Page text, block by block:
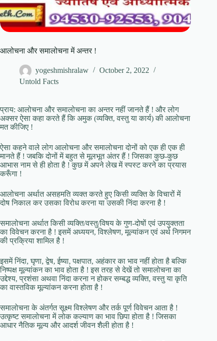
आलोचना और समालोचना में अन्तर !
yogeshmishralaw
October 2, 2022
Untold Facts
प्राय: आलोचना और समालोचना का अन्तर नहीं जानते हैं ! और लोग
अक्सर ऐसा कहा करते हैं कि अमुक (व्यक्ति, वस्तु या कार्य) की आलोचना
मत कीजिए !
ऐसा कहने वाले लोग आलोचना और समालोचना दोनों को एक ही एक ही
मानते हैं ! जबकि दोनों में बहुत से मूलभूत अंतर हैं ! जिसका कुछ-कुछ
आभास नाम से ही होता है ! कुछ में अपने लेख में स्पस्ट करने का प्रयास
करूँगा !
आलोचना अर्थात असहमति व्यक्त करते हुए किसी व्यक्ति के विचारों में
दोष निकाल कर उसका विरोध करना या उसकी निंदा करना है !
समालोचना अर्थात किसी व्यक्ति/वस्तु/विषय के गुण-दोषों एवं उपयुक्तता
का विवेचन करना है ! इसमें अध्ययन, विश्लेषण, मूल्यांकन एवं अर्थ निगमन
की प्रक्रिया शामिल है‌ !
इसमें निंदा, घृणा, द्वेष, ईष्या, पक्षपात, अहंकार का भाव नहीं होता है बल्कि
निष्पक्ष मूल्यांकन का भाव होता है ! इस तरह से देखें तो समालोचना का
उद्देश्य, प्रशंसा अथवा निंदा करना न होकर सम्बद्ध व्यक्ति, वस्तु या कृति
का वास्तविक मूल्यांकन करना होता है !
समालोचना के अंतर्गत सूक्ष्म विश्लेषण और तर्क पूर्ण विवेचन आता है !
उत्कृष्ट समालोचना में लोक कल्याण का भाव छिपा होता है ! जिसका
आधार नैतिक मूल्य और आदर्श जीवन शैली होता है !